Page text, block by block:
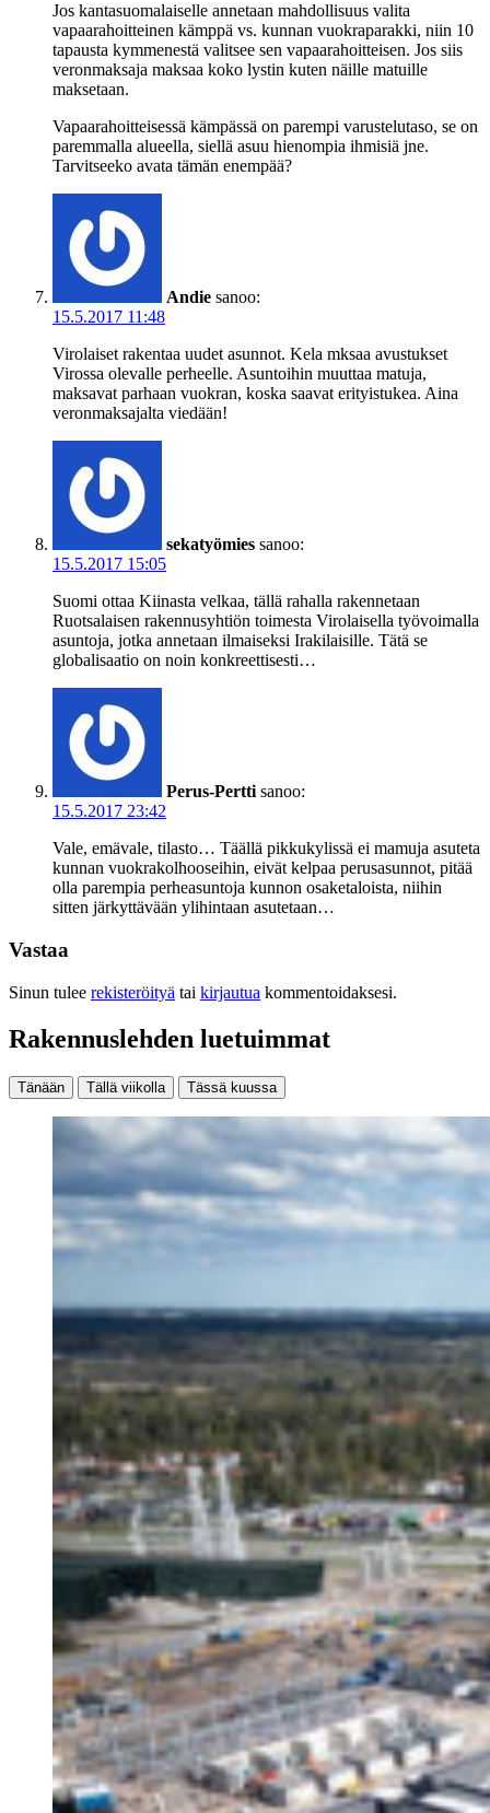
Jos kantasuomalaiselle annetaan mahdollisuus valita
vapaarahoitteinen kämppä vs. kunnan vuokraparakki, niin 10
tapausta kymmenestä valitsee sen vapaarahoitteisen. Jos siis
veronmaksaja maksaa koko lystin kuten näille matuille
maksetaan.
Vapaarahoitteisessä kämpässä on parempi varustelutaso, se on
paremmalla alueella, siellä asuu hienompia ihmisiä jne.
Tarvitseeko avata tämän enempää?
Andie sanoo:
15.5.2017 11:48
Virolaiset rakentaa uudet asunnot. Kela mksaa avustukset
Virossa olevalle perheelle. Asuntoihin muuttaa matuja,
maksavat parhaan vuokran, koska saavat erityistukea. Aina
veronmaksajalta viedään!
sekatyömies sanoo:
15.5.2017 15:05
Suomi ottaa Kiinasta velkaa, tällä rahalla rakennetaan
Ruotsalaisen rakennusyhtiön toimesta Virolaisella työvoimalla
asuntoja, jotka annetaan ilmaiseksi Irakilaisille. Tätä se
globalisaatio on noin konkreettisesti…
Perus-Pertti sanoo:
15.5.2017 23:42
Vale, emävale, tilasto… Täällä pikkukylissä ei mamuja asuteta
kunnan vuokrakolhooseihin, eivät kelpaa perusasunnot, pitää
olla parempia perheasuntoja kunnon osaketaloista, niihin
sitten järkyttävään ylihintaan asutetaan…
Vastaa
Sinun tulee rekisteröityä tai kirjautua kommentoidaksesi.
Rakennuslehden luetuimmat
Tänään Tällä viikolla Tässä kuussa